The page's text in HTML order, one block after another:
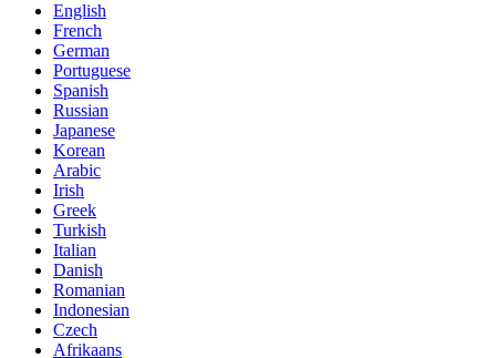
English
French
German
Portuguese
Spanish
Russian
Japanese
Korean
Arabic
Irish
Greek
Turkish
Italian
Danish
Romanian
Indonesian
Czech
Afrikaans